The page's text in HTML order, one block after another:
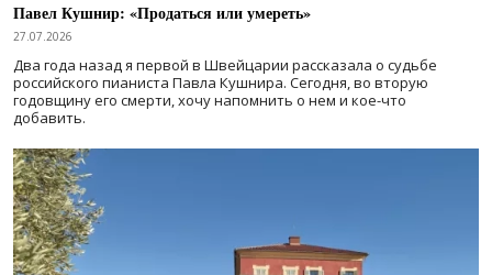
Павел Кушнир: «Продаться или умереть»
27.07.2026
Два года назад я первой в Швейцарии рассказала о судьбе
российского пианиста Павла Кушнира. Сегодня, во вторую
годовщину его смерти, хочу напомнить о нем и кое-что
добавить.